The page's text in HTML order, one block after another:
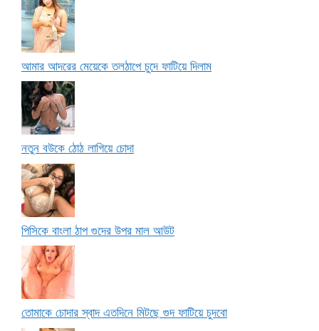
আমার আদরের মেয়েকে তলঠাপে চুদে ফাটিয়ে দিলাম
নতুন বউকে ঠোঠ লাগিয়ে চোদা
পিসিকে বাংলা ঠাপ গুদের উপর মাল আউট
তোমাকে চোদার স্বাদ এতদিনে মিটছে গুদ ফাটিয়ে চুদবো